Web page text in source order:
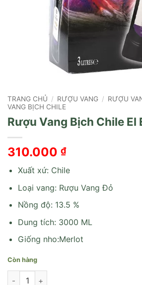
TRANG CHỦ / RƯỢU VANG / RƯỢU
VANG BỊCH CHILE
Rượu Vang Bịch Chile El
310.000 ₫
Xuất xứ: Chile
Loại vang: Rượu Vang Đỏ
Nồng độ: 13.5 %
Dung tích: 3000 ML
Giống nho:Merlot
Còn hàng
Rượu Vang Bịch Chile El Emperador số